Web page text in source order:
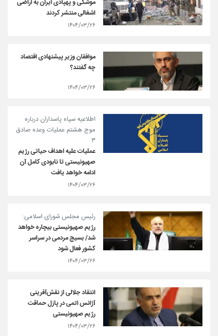
موشکی و پهپادی ایران به اراضی
اشغالی منتشر کردند
۱۴۰۴/۰۳/۲۶
موافقان وزیر پیشنهادی اقتصاد
چه گفتند؟
۱۴۰۴/۰۳/۲۶
اطلاعیه سپاه پاسداران درباره
موج هشتم عملیات وعده صادق
۳
عملیات‌ علیه اهداف حیاتی رژیم
صهیونیستی تا نابودی کامل آن
ادامه خواهد یافت
۱۴۰۴/۰۳/۲۶
رئیس مجلس شورای اسلامی:
رژیم صهیونیستی بیچاره خواهد
شد/ بسیج مردمی در سراسر
کشور فعال شود
۱۴۰۴/۰۳/۲۶
انتقاد جلالی از نقش‌آفرینی
آژانس اتمی در پازل حماقت
رژیم صهیونیستی
۱۴۰۴/۰۳/۲۶